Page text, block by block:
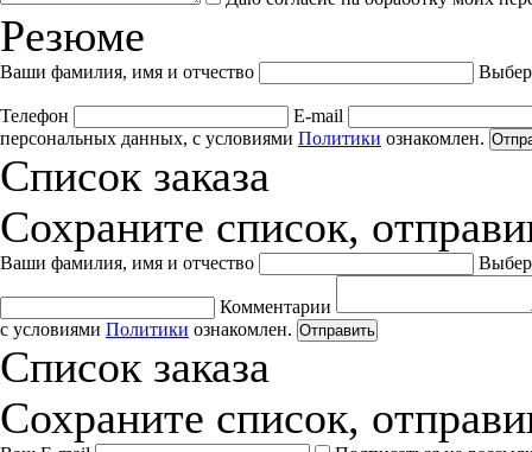
Резюме
Ваши фамилия, имя и отчество
Телефон
E-mail
персональных данных, с условиями Политики ознакомлен.
Список заказа
Сохраните список,
Ваши фамилия, имя и отчество
Комментарии
с условиями Политики ознакомлен. Отправить
Список заказа
Сохраните список,